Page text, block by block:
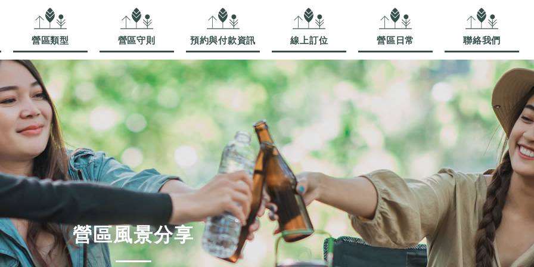
營區類型 營區守則 預約與付款資訊 線上訂位 營區日常 聯絡我們
營區風景分享